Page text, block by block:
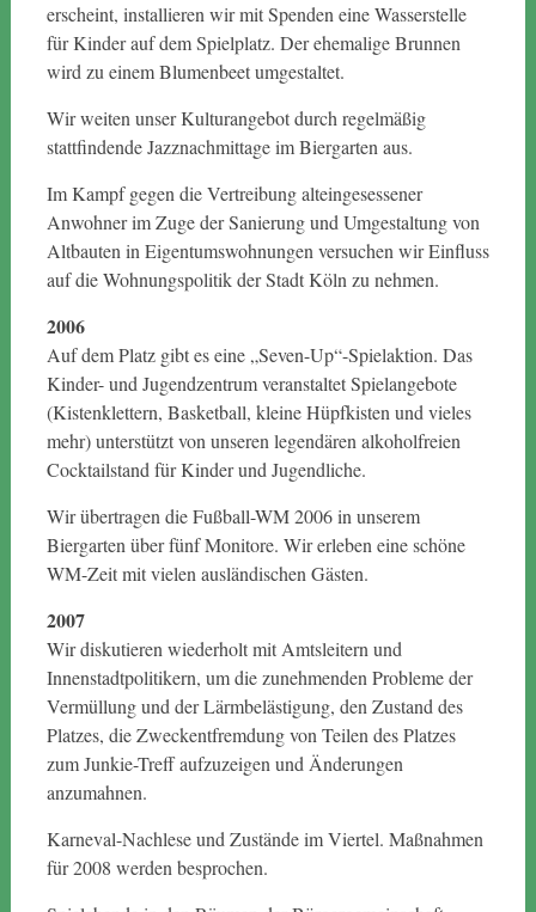
erscheint, installieren wir mit Spenden eine Wasserstelle
für Kinder auf dem Spielplatz. Der ehemalige Brunnen
wird zu einem Blumenbeet umgestaltet.
Wir weiten unser Kulturangebot durch regelmäßig
stattfindende Jazznachmittage im Biergarten aus.
Im Kampf gegen die Vertreibung alteingesessener
Anwohner im Zuge der Sanierung und Umgestaltung von
Altbauten in Eigentumswohnungen versuchen wir Einfluss
auf die Wohnungspolitik der Stadt Köln zu nehmen.
2006
Auf dem Platz gibt es eine „Seven-Up“-Spielaktion. Das
Kinder- und Jugendzentrum veranstaltet Spielangebote
(Kistenklettern, Basketball, kleine Hüpfkisten und vieles
mehr) unterstützt von unseren legendären alkoholfreien
Cocktailstand für Kinder und Jugendliche.
Wir übertragen die Fußball-WM 2006 in unserem
Biergarten über fünf Monitore. Wir erleben eine schöne
WM-Zeit mit vielen ausländischen Gästen.
2007
Wir diskutieren wiederholt mit Amtsleitern und
Innenstadtpolitikern, um die zunehmenden Probleme der
Vermüllung und der Lärmbelästigung, den Zustand des
Platzes, die Zweckentfremdung von Teilen des Platzes
zum Junkie-Treff aufzuzeigen und Änderungen
anzumahnen.
Karneval-Nachlese und Zustände im Viertel. Maßnahmen
für 2008 werden besprochen.